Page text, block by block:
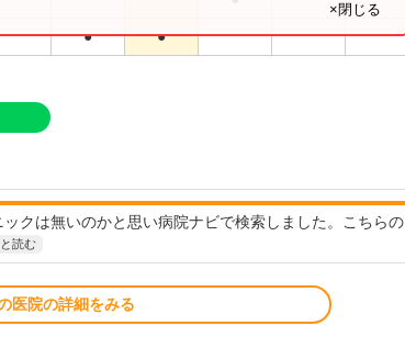
● ●
×閉じる
クは無いのかと思い病院ナビで検索しました。こちらの
読む
医院の詳細をみる